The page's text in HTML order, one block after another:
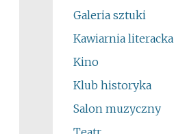
Galeria sztuki
Kawiarnia literacka
Kino
Klub historyka
Salon muzyczny